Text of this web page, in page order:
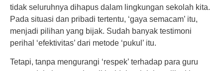
tidak seluruhnya dihapus dalam lingkungan sekolah kita.
Pada situasi dan pribadi tertentu, ‘gaya semacam’ itu,
menjadi pilihan yang bijak. Sudah banyak testimoni
perihal ‘efektivitas’ dari metode ‘pukul’ itu.
Tetapi, tanpa mengurangi ‘respek’ terhadap para guru